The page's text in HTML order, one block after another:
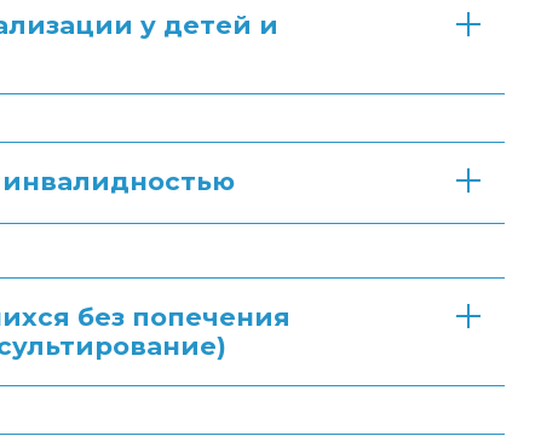
у детей и
инвалидностью
без попечения